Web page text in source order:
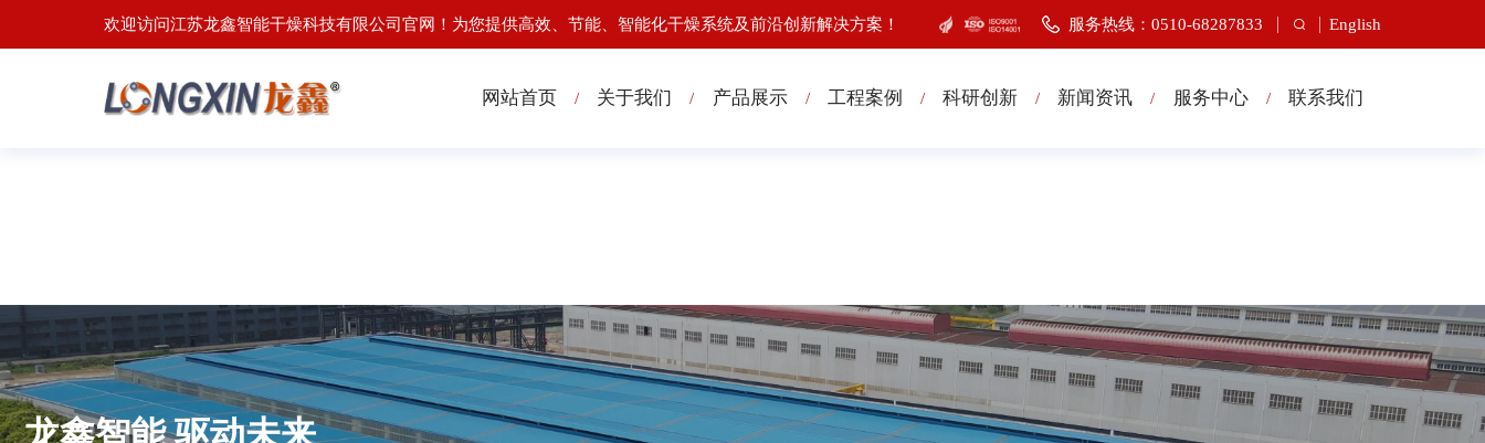
欢迎访问江苏龙鑫智能干燥科技有限公司官网！为您提供高效、节能、智能化干燥系统及前沿创新解决方案！ English
服务热线：0510-68287833
网站首页 / 关于我们 / 产品展示 / 工程案例 / 科研创新 / 新闻资讯 / 服务中心 / 联系我们
龙鑫智能 驱动未来